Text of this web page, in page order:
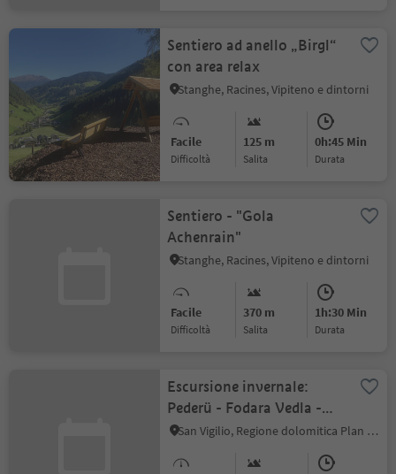
Sentiero ad anello „Birgl“
con area relax
Stanghe, Racines, Vipiteno e dintorni
Facile
Difficoltà
125 m
Salita
0h:45 Min
durata
Sentiero - "Gola
Achenrain"
Stanghe, Racines, Vipiteno e dintorni
Facile
Difficoltà
370 m
Salita
1h:30 Min
durata
Escursione invernale:
Pederü - Fodara Vedla -
Senes
San Vigilio, Regione dolomitica Plan de Corones